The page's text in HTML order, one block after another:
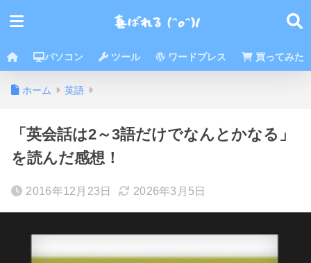
パソコン ツール ワードプレス 買ってみた
ホーム 英語
「英会話は2～3語だけでなんとかなる」
を読んだ感想！
2016年12月23日 2026年3月5日